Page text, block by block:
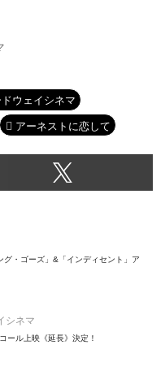
ウェイシネマ
アーネストに恋して
グ・ゴーズ」&「インディセント」ア
シネマ
ール上映《延長》決定！